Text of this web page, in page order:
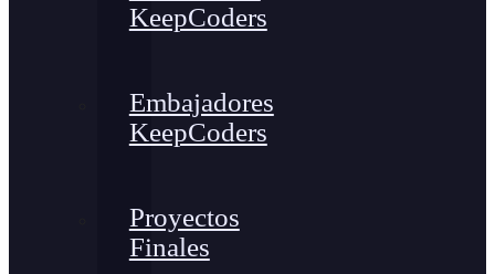
KeepCoders
Embajadores
KeepCoders
Proyectos
Finales